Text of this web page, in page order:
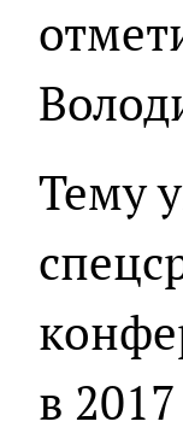
Тему
в